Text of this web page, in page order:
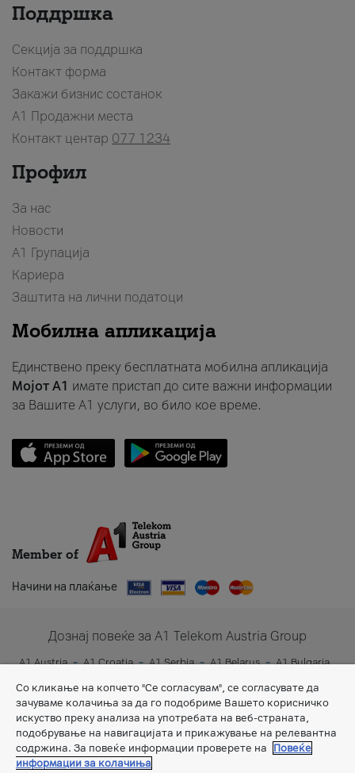
Поддршка
Секција за поддршка
Контакт форма
Закажи бизнис состанок
A1 Продажни места
Контакт центар 077 1234
Профил
За нас
Новости
А1 Групација
Кариера
Заштита на лични податоци
Мобилна апликација
Единствено преку бесплатната мобилна апликација
Мојот A1 имате пристап до сите важни информации
за Вашите A1 услуги, во било кое време.
Member of
Начини на плаќање
Дознај повеќе за A1 Telekom Austria Group
A1 Austria A1 Croatia A1 Serbia A1 Belarus
A1 Bulgaria
A1 Slovenia
A1 Digital
Со кликање на копчето "Се согласувам", се согласувате да
зачуваме колачиња за да го подобриме Вашето корисничко
искуство преку анализа на употребата на веб-страната,
подобрување на навигацијата и прикажување на релевантна
содржина. За повеќе информации проверете на
Повеќе
информации за колачиња